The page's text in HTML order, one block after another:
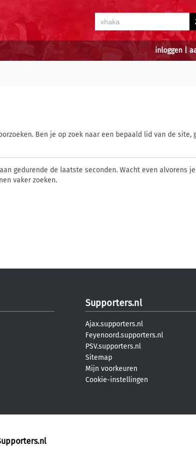
inloggen
Ben je op zoek naar een bepaald lid van de site,
gedurende de laatste seconden. Wacht even alvorens
vaker zoeken.
Supporters.nl
Ajax.supporters.nl
Feyenoord.supporters.nl
PSV.supporters.nl
Sitemap
Mijn voorkeuren
Cookie-instellingen